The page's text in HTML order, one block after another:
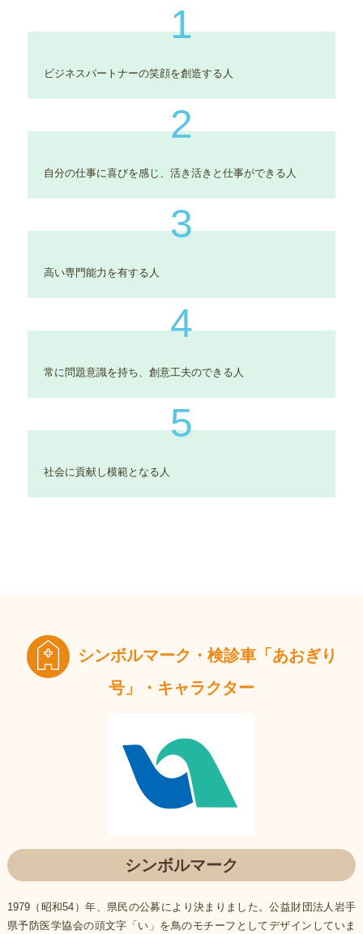
1
ビジネスパートナーの笑顔を創造する人
2
自分の仕事に喜びを感じ、活き活きと仕事ができる人
3
高い専門能力を有する人
4
常に問題意識を持ち、創意工夫のできる人
5
社会に貢献し模範となる人
シンボルマーク・検診車「あおぎり
号」・キャラクター
シンボルマーク
1979（昭和54）年、県民の公募により決まりました。公益財団法人岩手
県予防医学協会の頭文字「い」を鳥のモチーフとしてデザインしていま